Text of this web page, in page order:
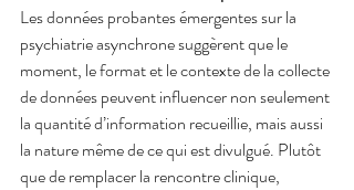
Les données probantes émergentes sur la
psychiatrie asynchrone suggèrent que le
moment, le format et le contexte de la collecte
de données peuvent influencer non seulement
la quantité d’information recueillie, mais aussi
la nature même de ce qui est divulgué. Plutôt
que de remplacer la rencontre clinique,